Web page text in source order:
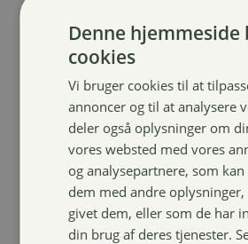
Denne hjemmeside
cookies
Vi bruger cookies til at
annoncer og til at analysere
deler også oplysninger om
vores websted med vores
og analysepartnere, som
dem med andre
givet dem, eller som de har
din brug af deres tjenester.